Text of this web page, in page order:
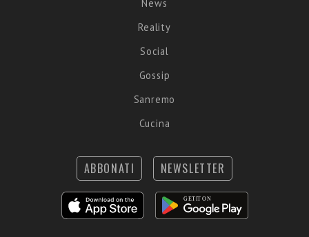
News
Reality
Social
Gossip
Sanremo
Cucina
ABBONATI NEWSLETTER